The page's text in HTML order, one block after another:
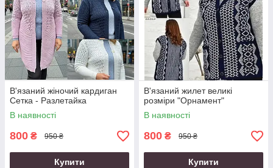
В'язаний жіночий кардиган
Сетка - Разлетайка
В наявності
800 ₴ 950 ₴
Купити
В'язаний жилет великі
розміри "Орнамент"
В наявності
800 ₴ 950 ₴
Купити